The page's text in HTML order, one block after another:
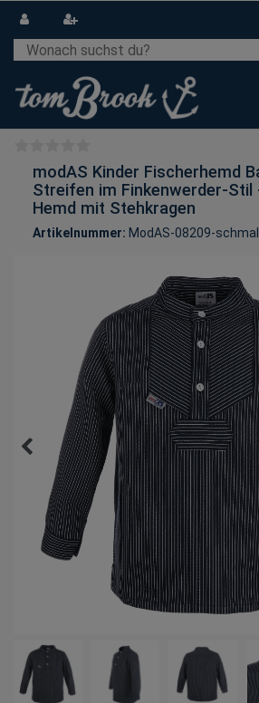
modAS Kinder Fischerhemd
Streifen im Finkenwerder-Stil
Hemd mit Stehkragen
Artikelnummer: ModAS-08209-